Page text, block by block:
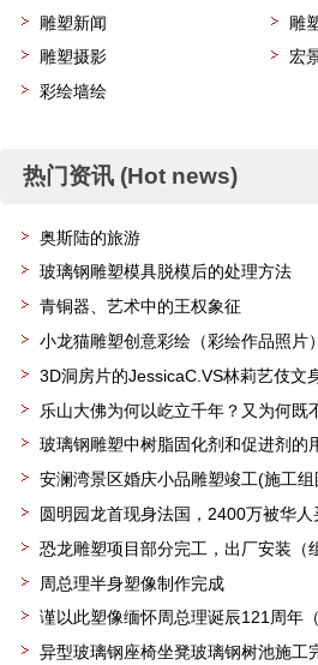
雕塑新闻
雕
雕塑摄影
宏
彩绘墙绘
热门资讯 (Hot news)
奥斯陆的旅游
玻璃钢雕塑模具脱模后的处理方法
青铜器、艺术中的王权象征
小龙猫雕塑创意彩绘（彩绘作品照片）
3D洞房片的JessicaC.VS林莉艺伎文
乐山大佛为何以屹立千年？又为何既
玻璃钢雕塑中树脂固化剂和促进剂的
安澜湾景区婚庆小品雕塑竣工(施工组
圆明园龙首现身法国，2400万被华人
恐龙雕塑项目部分完工，出厂安装（
周总理半身塑像制作完成
谨以此塑像缅怀周总理诞辰121周年（
异型玻璃钢座椅坐凳玻璃钢树池施工